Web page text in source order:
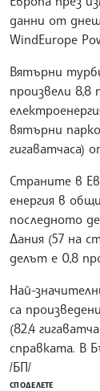
данни от
WindEurope
Вятърни
произвели
вятърни
гигаватчаса)
Страните в
енергия в
последното
Дания (57 на
делът е 0,8
Най-
са
(82,4
справката. В
/БП/
СПОДЕЛЕТЕ